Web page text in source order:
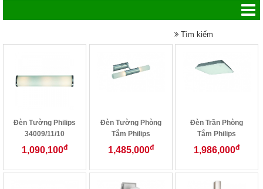
Tìm kiếm
Đèn Tường Philips
34009/11/10
1,090,100đ
Đèn Tường Phòng
Tắm Philips
33085/48/10
1,485,000đ
Đèn Trần Phòng
Tắm Philips
32082/87
1,986,000đ